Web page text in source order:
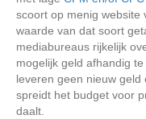
scoort op menig website
waarde van dat soort
mediabureaus rijkelijk
mogelijk geld afhandig
leveren geen nieuw
spreidt het budget voor
daalt.